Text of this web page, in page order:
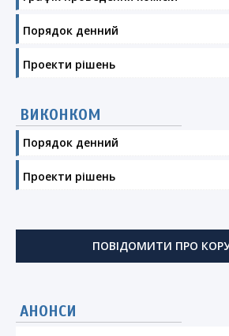
Порядок денний
Проекти рішень
ВИКОНКОМ
Порядок денний
Проекти рішень
ПОВІДОМИТИ ПРО
АНОНСИ